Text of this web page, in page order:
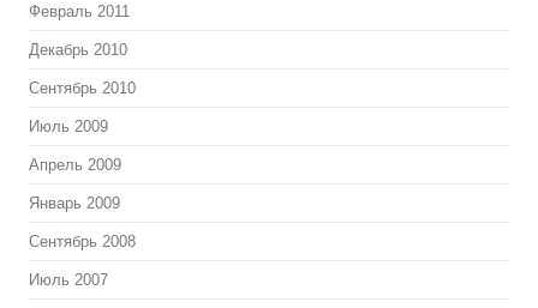
Февраль 2011
Декабрь 2010
Сентябрь 2010
Июль 2009
Апрель 2009
Январь 2009
Сентябрь 2008
Июль 2007